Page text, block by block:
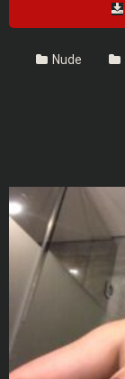
Nude